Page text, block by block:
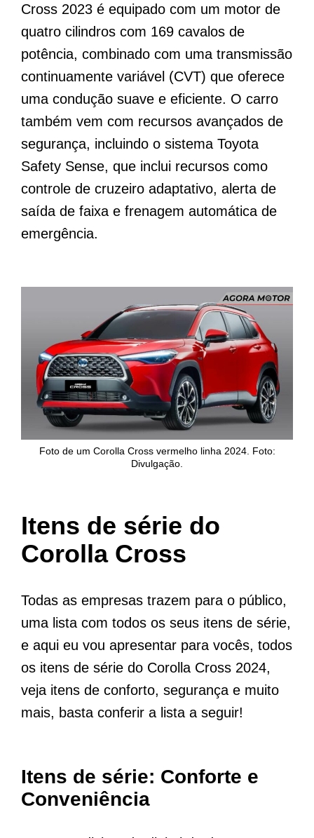
Cross 2023 é equipado com um motor de
quatro cilindros com 169 cavalos de
potência, combinado com uma transmissão
continuamente variável (CVT) que oferece
uma condução suave e eficiente. O carro
também vem com recursos avançados de
segurança, incluindo o sistema Toyota
Safety Sense, que inclui recursos como
controle de cruzeiro adaptativo, alerta de
saída de faixa e frenagem automática de
emergência.
Foto de um Corolla Cross vermelho linha 2024. Foto:
Divulgação.
Itens de série do
Corolla Cross
Todas as empresas trazem para o público,
uma lista com todos os seus itens de série,
e aqui eu vou apresentar para vocês, todos
os itens de série do Corolla Cross 2024,
veja itens de conforto, segurança e muito
mais, basta conferir a lista a seguir!
Itens de série: Conforte e
Conveniência